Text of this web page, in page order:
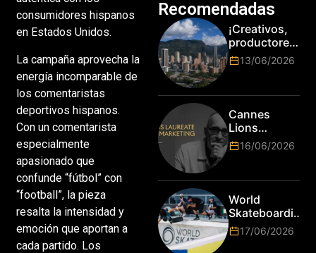
consumidores hispanos
en Estados Unidos.
La campaña aprovecha la
energía incomparable de
los comentaristas
deportivos hispanos.
Con un comentarista
especialmente
apasionado que
confunde “fútbol” con
“football”, la pieza
resalta la intensidad y
emoción que aportan a
cada partido. Los
Recomendadas
¡Creativos,
productores
y cracks de
la tecnología
es hora de
subir de
nivel! Las
marcas más
top del
13/06/2026
Cannes
Lions
anuncia a
Jim Stengel
primer Lions
Laureate for
Marketing
16/06/2026
World
Skateboarding
Tour:
¡Resultados
17/06/2026